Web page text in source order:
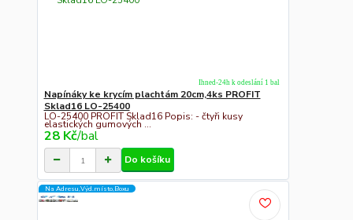
Napínáky ke krycím plachtám 20cm,4ks PROFIT
Sklad16 LO-25400
LO-25400 PROFIT Sklad16 Popis: - čtyři kusy
elastických gumových ...
28 Kč/bal
Ihned-24h k odeslání 1 bal
Do košíku
Na Adresu,Výd.místo,Boxu